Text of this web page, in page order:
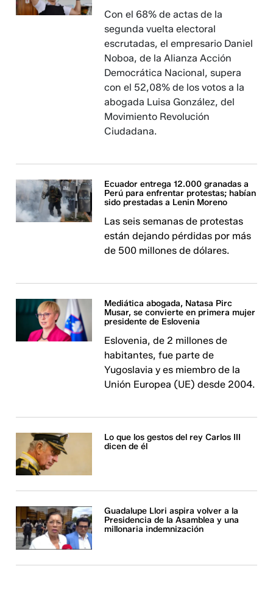
Con el 68% de actas de la
segunda vuelta electoral
escrutadas, el empresario Daniel
Noboa, de la Alianza Acción
Democrática Nacional, supera
con el 52,08% de los votos a la
abogada Luisa González, del
Movimiento Revolución
Ciudadana.
Ecuador entrega 12.000 granadas a
Perú para enfrentar protestas; habían
sido prestadas a Lenin Moreno
Las seis semanas de protestas
están dejando pérdidas por más
de 500 millones de dólares.
Mediática abogada, Natasa Pirc
Musar, se convierte en primera mujer
presidente de Eslovenia
Eslovenia, de 2 millones de
habitantes, fue parte de
Yugoslavia y es miembro de la
Unión Europea (UE) desde 2004.
Lo que los gestos del rey Carlos III
dicen de él
Guadalupe Llori aspira volver a la
Presidencia de la Asamblea y una
millonaria indemnización